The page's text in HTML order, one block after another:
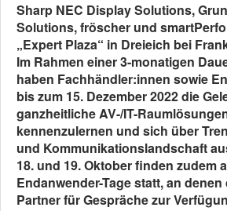
Sharp NEC Display Solutions,
Solutions, fröscher und
„Expert Plaza“ in Dreieich bei
Im Rahmen einer 3-monatigen
haben Fachhändler:innen sowie
bis zum 15. Dezember 2022 die
ganzheitliche AV-/IT-
kennenzulernen und sich über
und Kommunikationslandschaft
18. und 19. Oktober finden zudem
Endanwender-Tage statt, an
Partner für Gespräche zur